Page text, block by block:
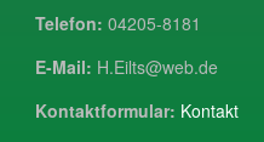
Telefon: 04205-8181
E-Mail: H.Eilts@web.de
Kontaktformular: Kontakt